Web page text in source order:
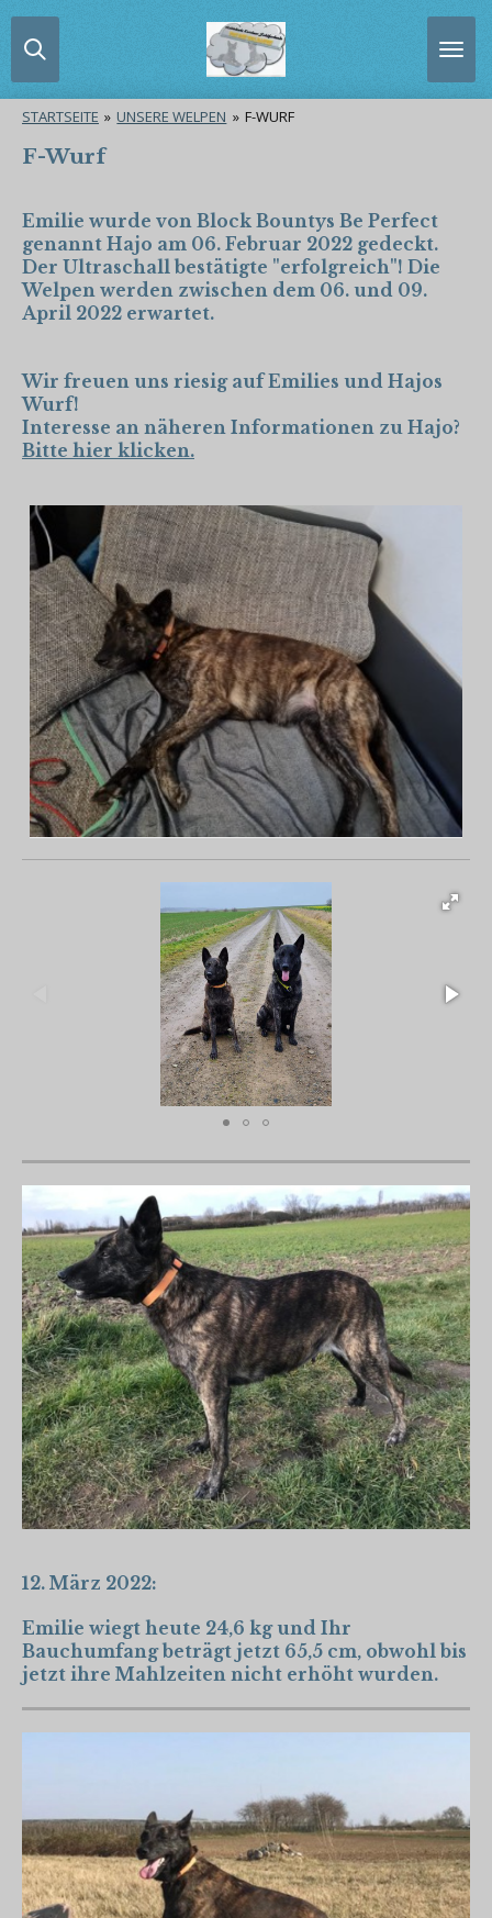
Zum
Hauptinhalt
STARTSEITE » UNSERE WELPEN » F-WURF
F-Wurf
Emilie wurde von Block Bountys Be Perfect
genannt Hajo am 06. Februar 2022 gedeckt.
Der Ultraschall bestätigte "erfolgreich"! Die
Welpen werden zwischen dem 06. und 09.
April 2022 erwartet.
Wir freuen uns riesig auf Emilies und Hajos
Wurf!
Interesse an näheren Informationen zu Hajo?
Bitte hier klicken.
12. März 2022:
Emilie wiegt heute 24,6 kg und Ihr
Bauchumfang beträgt jetzt 65,5 cm, obwohl bis
jetzt ihre Mahlzeiten nicht erhöht wurden.